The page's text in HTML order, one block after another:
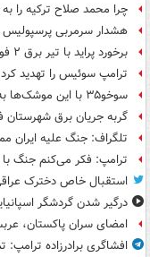
چرا محمد صلاح ترکیه را
هشدار سرمربی
برخورد پراید با تیر برق ۲ فوتی بر جای گذاشت
ترامپ سوئیس را تهدید کرد
سوخو۳۵ با این موشک‌ها به ناوهای‌جنگی حمله می‌کند
گربه جریان برق شهرستان
تلگراف: جنگ علیه ایران
ترامپ: فکر می‌کنم جنگ با
استقبال خاص دخترک
درگیر شدن گردشگر
امضای سران پاکستان،
افشاگری برادرزاده